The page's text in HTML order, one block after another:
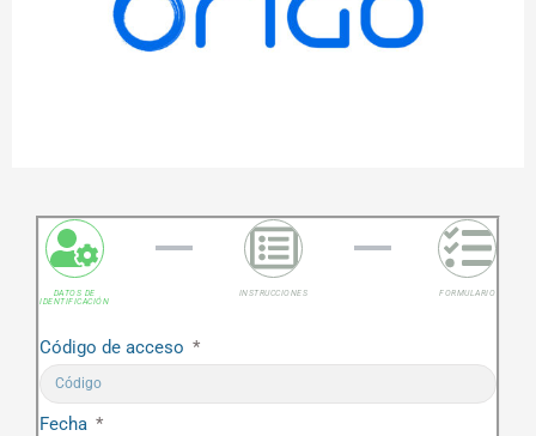
DATOS DE
IDENTIFICACIÓN
INSTRUCCIONES FORMULARIO
Código de acceso
Fecha